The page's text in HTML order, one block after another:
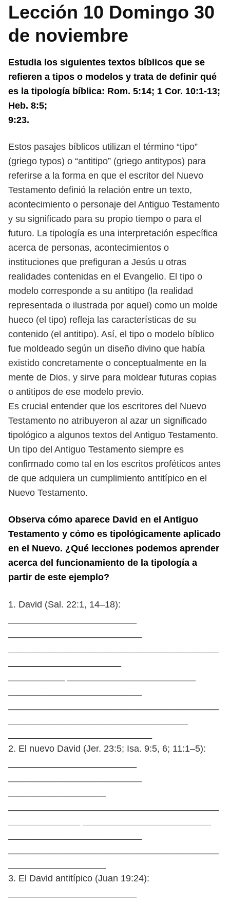
Lección 10 Domingo 30
de noviembre
Estudia los siguientes textos bíblicos que se
refieren a tipos o modelos y trata de definir qué
es la tipología bíblica: Rom. 5:14; 1 Cor. 10:1-13;
Heb. 8:5;
9:23.
Estos pasajes bíblicos utilizan el término “tipo”
(griego typos) o “antitipo” (griego antitypos) para
referirse a la forma en que el escritor del Nuevo
Testamento definió la relación entre un texto,
acontecimiento o personaje del Antiguo Testamento
y su significado para su propio tiempo o para el
futuro. La tipología es una interpretación específica
acerca de personas, acontecimientos o
instituciones que prefiguran a Jesús u otras
realidades contenidas en el Evangelio. El tipo o
modelo corresponde a su antitipo (la realidad
representada o ilustrada por aquel) como un molde
hueco (el tipo) refleja las características de su
contenido (el antitipo). Así, el tipo o modelo bíblico
fue moldeado según un diseño divino que había
existido concretamente o conceptualmente en la
mente de Dios, y sirve para moldear futuras copias
o antitipos de ese modelo previo.
Es crucial entender que los escritores del Nuevo
Testamento no atribuyeron al azar un significado
tipológico a algunos textos del Antiguo Testamento.
Un tipo del Antiguo Testamento siempre es
confirmado como tal en los escritos proféticos antes
de que adquiera un cumplimiento antitípico en el
Nuevo Testamento.
Observa cómo aparece David en el Antiguo
Testamento y cómo es tipo lógicamente aplicado
en el Nuevo. ¿Qué lecciones podemos aprender
acerca del funcionamiento de la tipología a
partir de este ejemplo?
1. David (Sal. 22:1, 14–18):
2. El nuevo David (Jer. 23:5; Isa. 9:5, 6; 11:1–5):
3. El David antitípico (Juan 19:24):